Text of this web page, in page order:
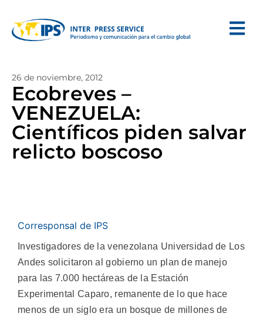
26 de noviembre, 2012
Ecobreves –
VENEZUELA:
Científicos piden salvar
relicto boscoso
Corresponsal de IPS
Investigadores de la venezolana Universidad de Los
Andes solicitaron al gobierno un plan de manejo
para las 7.000 hectáreas de la Estación
Experimental Caparo, remanente de lo que hace
menos de un siglo era un bosque de millones de